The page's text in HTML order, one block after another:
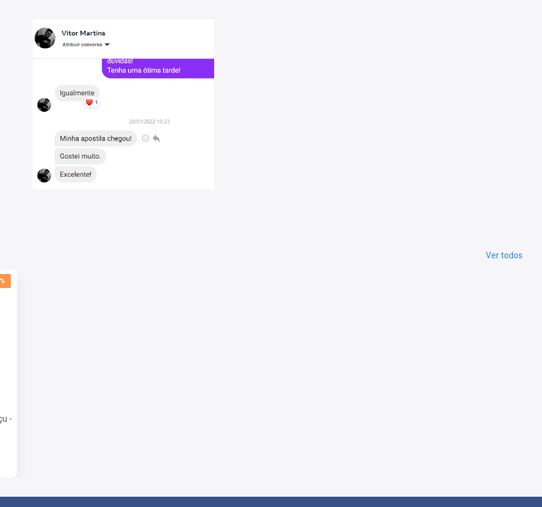
abaixo), para complementar sua preparação.
e aproveitar ao máximo este material. São
matemático, matemática e direito constitucional.
do Brasil e seremos sua parceira ideal na jornada
de recursos didáticos, comprometidos com a
sua preparação.
e temos um compromisso sólido em democratizar o
para transformar vidas, e estamos aqui
uma metodologia inovadora e eficiente,
Capacitação
Ver todos
-